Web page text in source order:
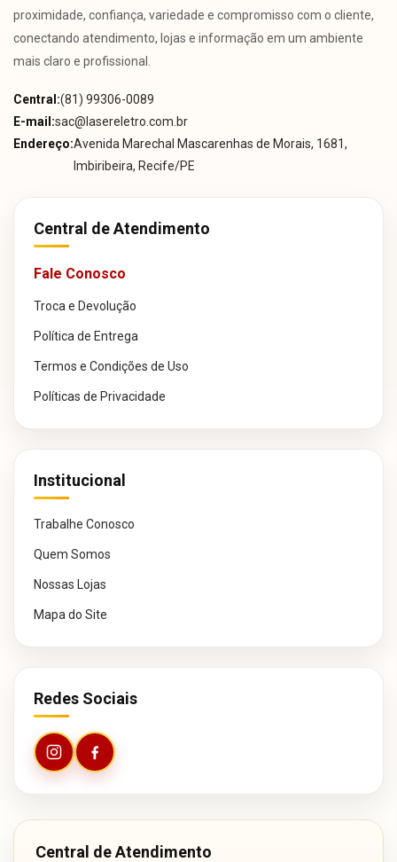
proximidade, confiança, variedade e compromisso com o cliente,
conectando atendimento, lojas e informação em um ambiente
mais claro e profissional.
Central:(81) 99306-0089
E-mail:sac@lasereletro.com.br
Endereço:Avenida Marechal Mascarenhas de Morais, 1681,
Imbiribeira, Recife/PE
Central de Atendimento
Fale Conosco
Troca e Devolução
Política de Entrega
Termos e Condições de Uso
Políticas de Privacidade
Institucional
Trabalhe Conosco
Quem Somos
Nossas Lojas
Mapa do Site
Redes Sociais
Central de Atendimento